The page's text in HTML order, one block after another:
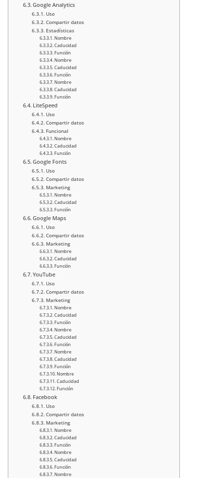
Google Analytics
Uso
Compartir datos
Estadísticas
Nombre
Caducidad
Función
Nombre
Caducidad
Función
Nombre
Caducidad
Función
LiteSpeed
Uso
Compartir datos
Funcional
Nombre
Caducidad
Función
Google Fonts
Uso
Compartir datos
Marketing
Nombre
Caducidad
Función
Google Maps
Uso
Compartir datos
Marketing
Nombre
Caducidad
Función
YouTube
Uso
Compartir datos
Marketing
Nombre
Caducidad
Función
Nombre
Caducidad
Función
Nombre
Caducidad
Función
Nombre
Caducidad
Función
Facebook
Uso
Compartir datos
Marketing
Nombre
Caducidad
Función
Nombre
Caducidad
Función
Nombre